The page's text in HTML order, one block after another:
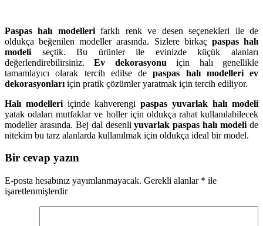
Paspas halı modellerifarklı renk ve desen seçenekleri ile de
oldukça beğenilen modeller arasında. Sizlere birkaç paspas halı
modeli seçtik. Bu ürünler ile evinizde küçük alanları
değerlendirebilirsiniz.Ev dekorasyonu için halı genellikle
tamamlayıcı olarak tercih edilse depaspas halı modelleri ev
dekorasyonları için pratik çözümler yaratmak için tercih ediliyor.
Halı modelleri içinde kahverengi paspas yuvarlak halı modeli
yatak odaları mutfaklar ve holler için oldukça rahat kullanılabilecek
modeller arasında. Bej dal desenliyuvarlak paspas halı modeli de
nitekim bu tarz alanlarda kullanılmak için oldukça ideal bir model.
Bir cevap yazın
E-posta hesabınız yayımlanmayacak. Gerekli alanlar * ile
işaretlenmişlerdir